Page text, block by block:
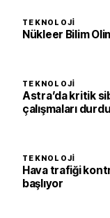
TEKNOLOJI
Nükleer Bilim
TEKNOLOJI
Astra’da kritik
çalışmaları
TEKNOLOJI
Hava trafiği
başlıyor